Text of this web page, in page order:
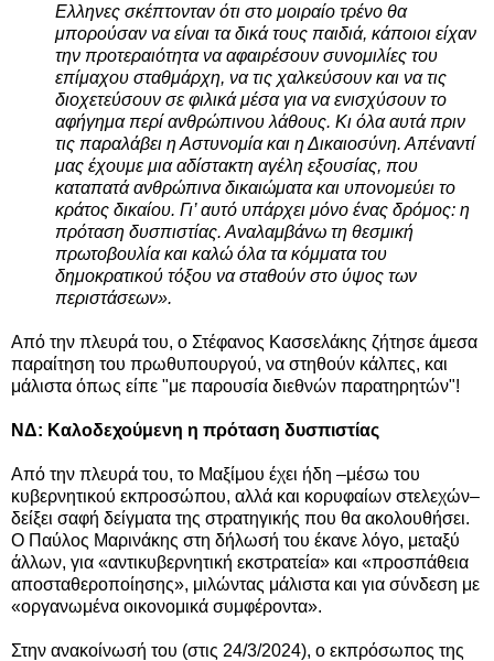
Ελληνες σκέπτονταν ότι στο μοιραίο τρένο θα
μπορούσαν να είναι τα δικά τους παιδιά, κάποιοι είχαν
την προτεραιότητα να αφαιρέσουν συνομιλίες του
επίμαχου σταθμάρχη, να τις χαλκεύσουν και να τις
διοχετεύσουν σε φιλικά μέσα για να ενισχύσουν το
αφήγημα περί ανθρώπινου λάθους. Κι όλα αυτά πριν
τις παραλάβει η Αστυνομία και η Δικαιοσύνη. Απέναντί
μας έχουμε μια αδίστακτη αγέλη εξουσίας, που
καταπατά ανθρώπινα δικαιώματα και υπονομεύει το
κράτος δικαίου. Γι’ αυτό υπάρχει μόνο ένας δρόμος: η
πρόταση δυσπιστίας. Αναλαμβάνω τη θεσμική
πρωτοβουλία και καλώ όλα τα κόμματα του
δημοκρατικού τόξου να σταθούν στο ύψος των
περιστάσεων».
Από την πλευρά του, ο Στέφανος Κασσελάκης ζήτησε άμεσα
παραίτηση του πρωθυπουργού, να στηθούν κάλπες, και
μάλιστα όπως είπε "με παρουσία διεθνών παρατηρητών"!
ΝΔ: Καλοδεχούμενη η πρόταση δυσπιστίας
Από την πλευρά του, το Μαξίμου έχει ήδη –μέσω του
κυβερνητικού εκπροσώπου, αλλά και κορυφαίων στελεχών–
δείξει σαφή δείγματα της στρατηγικής που θα ακολουθήσει.
Ο Παύλος Μαρινάκης στη δήλωσή του έκανε λόγο, μεταξύ
άλλων, για «αντικυβερνητική εκστρατεία» και «προσπάθεια
αποσταθεροποίησης», μιλώντας μάλιστα και για σύνδεση με
«οργανωμένα οικονομικά συμφέροντα».
Στην ανακοίνωσή του (στις 24/3/2024), ο εκπρόσωπος της